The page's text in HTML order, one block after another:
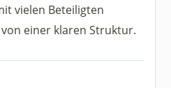
vielen Beteiligten
einer klaren Struktur.